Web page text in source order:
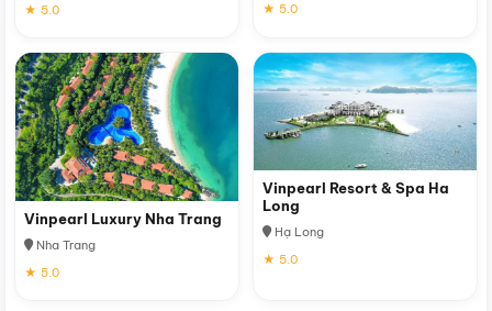
★ 5.0
★ 5.0
Vinpearl Luxury Nha Trang
Nha Trang
★ 5.0
Vinpearl Resort & Spa Ha
Long
Hạ Long
★ 5.0